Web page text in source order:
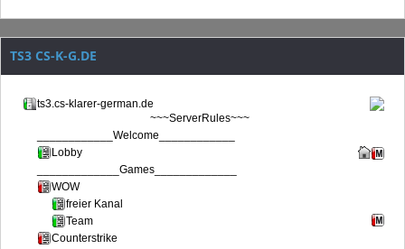
TS3 CS-K-G.DE